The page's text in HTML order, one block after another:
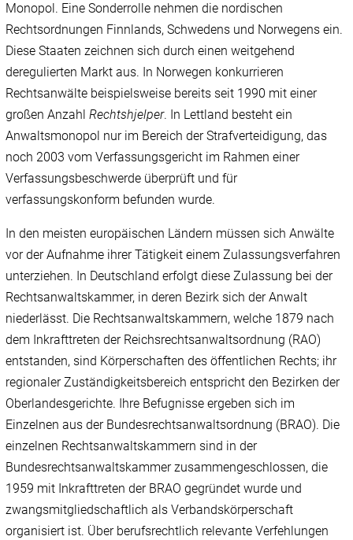
Monopol. Eine Sonderrolle nehmen die nordischen
Rechtsordnungen Finnlands, Schwedens und Norwegens ein.
Diese Staaten zeichnen sich durch einen weitgehend
deregulierten Markt aus. In Norwegen konkurrieren
Rechtsanwälte beispielsweise bereits seit 1990 mit einer
großen AnzahlRechtshjelper. In Lettland besteht ein
Anwaltsmonopol nur im Bereich der Strafverteidigung, das
noch 2003 vom Verfassungsgericht im Rahmen einer
Verfassungsbeschwerde überprüft und für
verfassungskonform befunden wurde.
In den meisten europäischen Ländern müssen sich Anwälte
vor der Aufnahme ihrer Tätigkeit einem Zulassungsverfahren
unterziehen. In Deutschland erfolgt diese Zulassung bei der
Rechtsanwaltskammer, in deren Bezirk sich der Anwalt
niederlässt. Die Rechtsanwaltskammern, welche 1879 nach
dem Inkrafttreten der Reichsrechtsanwaltsordnung (RAO)
entstanden, sind Körperschaften des öffentlichen Rechts; ihr
regionaler Zuständigkeitsbereich entspricht den Bezirken der
Oberlandesgerichte. Ihre Befugnisse ergeben sich im
Einzelnen aus der Bundesrechtsanwaltsordnung (BRAO). Die
einzelnen Rechtsanwaltskammern sind in der
Bundesrechtsanwaltskammer zusammengeschlossen, die
1959 mit Inkrafttreten der BRAO gegründet wurde und
zwangsmitgliedschaftlich als Verbandskörperschaft
organisiert ist. Über berufsrechtlich relevante Verfehlungen